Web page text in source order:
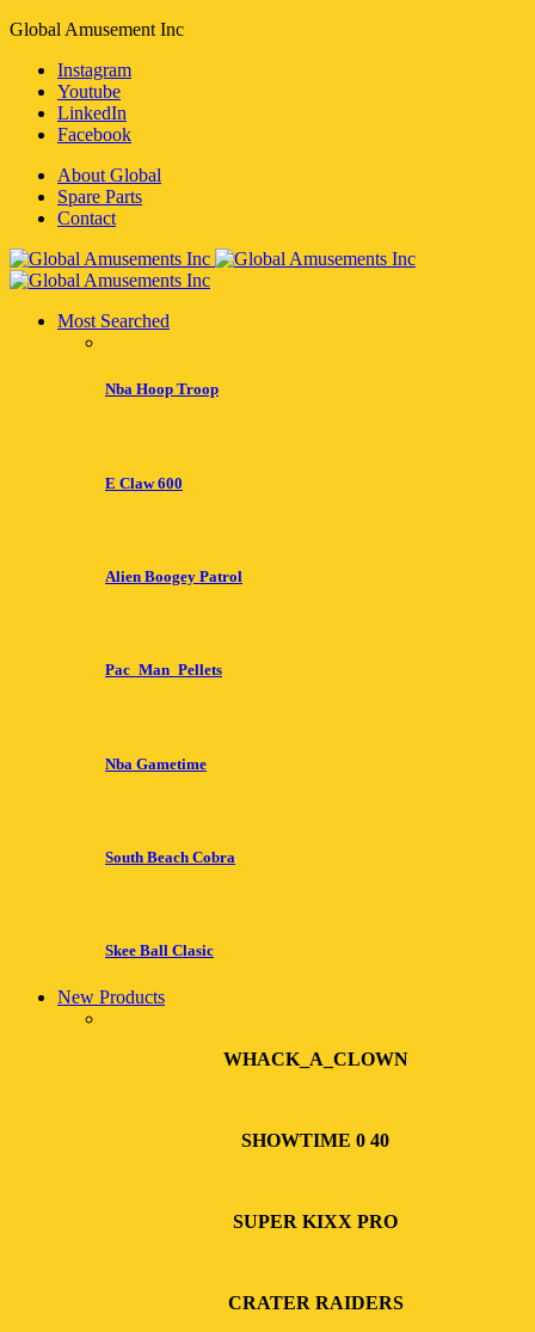
Global Amusement Inc
Instagram
Youtube
LinkedIn
Facebook
About Global
Spare Parts
Contact
Most Searched
Nba Hoop Troop
E Claw 600
Alien Boogey Patrol
Pac_Man_Pellets
Nba Gametime
South Beach Cobra
Skee Ball Clasic
New Products
WHACK_A_CLOWN
SHOWTIME 0 40
SUPER KIXX PRO
CRATER RAIDERS